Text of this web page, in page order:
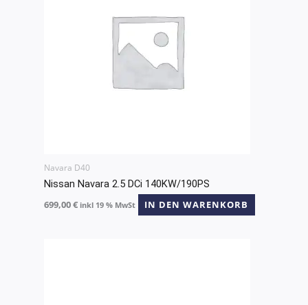
Navara D40
Nissan Navara 2.5 DCi 140KW/190PS
699,00€ inkl 19 % MwSt IN DEN WARENKORB